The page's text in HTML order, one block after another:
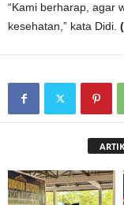
“Kami berharap, agar
kesehatan,” kata Didi.